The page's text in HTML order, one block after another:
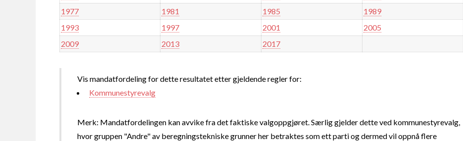
1977
1981 1985
1989
1993
1997 2001
2005
2009
2013 2017
Vis mandatfordeling for dette resultatet etter gjeldende regler for:
Kommunestyrevalg
Merk: Mandatfordelingen kan avvike fra det faktiske valgoppgjøret. Særlig gjelder dette ved kommunestyrevalg,
hvor gruppen "Andre" av beregningstekniske grunner her betraktes som ett parti og dermed vil oppnå flere